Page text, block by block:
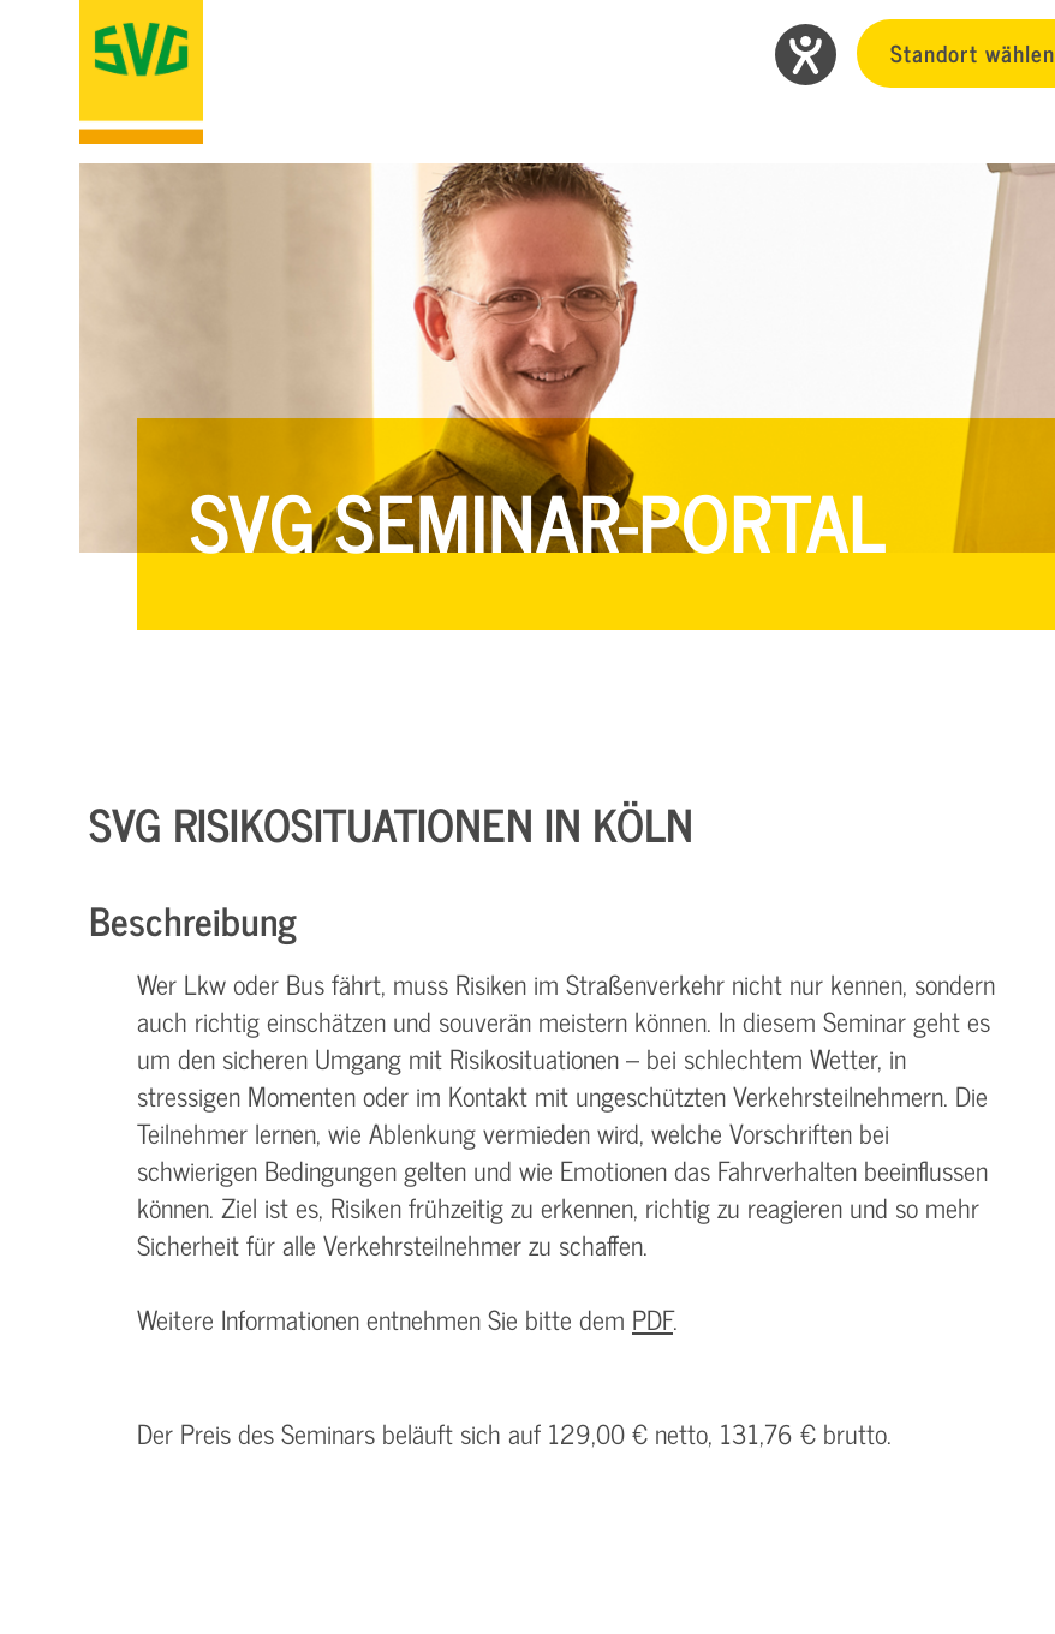
Standort wählen
SVG SEMINAR-PORTAL
SVG RISIKOSITUATIONEN IN KÖLN
Beschreibung
Wer Lkw oder Bus fährt, muss Risiken im Straßenverkehr nicht nur kennen, sondern
auch richtig einschätzen und souverän meistern können. In diesem Seminar geht es
um den sicheren Umgang mit Risikosituationen – bei schlechtem Wetter, in
stressigen Momenten oder im Kontakt mit ungeschützten Verkehrsteilnehmern. Die
Teilnehmer lernen, wie Ablenkung vermieden wird, welche Vorschriften bei
schwierigen Bedingungen gelten und wie Emotionen das Fahrverhalten beeinflussen
können. Ziel ist es, Risiken frühzeitig zu erkennen, richtig zu reagieren und so mehr
Sicherheit für alle Verkehrsteilnehmer zu schaffen.
Weitere Informationen entnehmen Sie bitte dem PDF.
Der Preis des Seminars beläuft sich auf 129,00 € netto, 131,76 € brutto.